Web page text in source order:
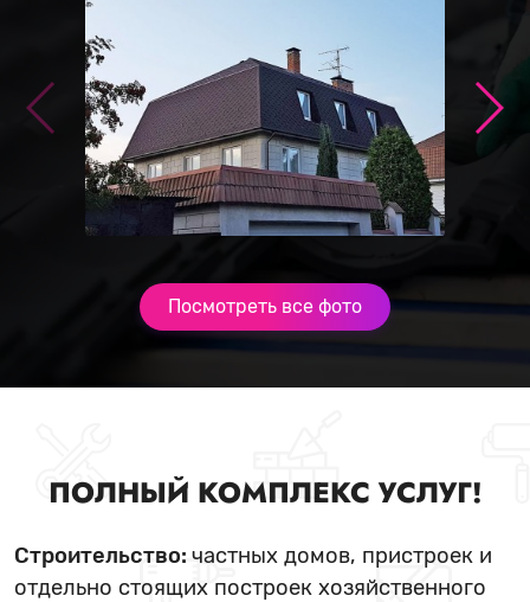
Посмотреть все фото
ПОЛНЫЙ КОМПЛЕКС УСЛУГ!
Строительство: частных домов, пристроек и
отдельно стоящих построек хозяйственного